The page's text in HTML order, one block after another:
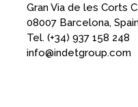
Gran Via de les Corts
08007 Barcelona, ​​Spain
Tel. (+34) 937 158 248
info@indetgroup.com